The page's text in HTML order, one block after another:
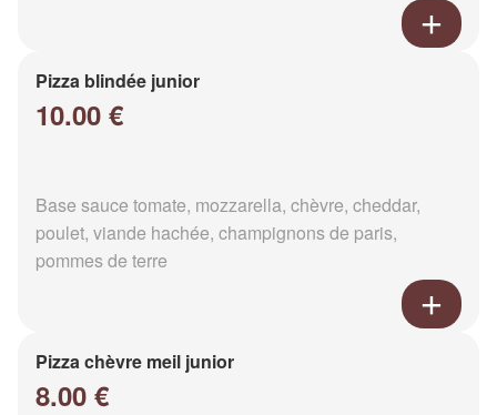
Pizza blindée junior
10.00 €
Base sauce tomate, mozzarella, chèvre, cheddar,
poulet, viande hachée, champignons de paris,
pommes de terre
Pizza chèvre meil junior
8.00 €